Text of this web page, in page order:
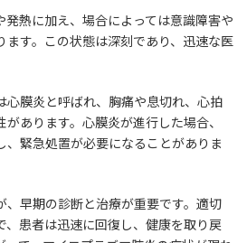
発熱に加え、場合によっては意識障害や
ます。この状態は深刻であり、迅速な医
心膜炎と呼ばれ、胸痛や息切れ、心拍
あります。心膜炎が進行した場合、
、緊急処置が必要になることがありま
、早期の診断と治療が重要です。適切
、患者は迅速に回復し、健康を取り戻